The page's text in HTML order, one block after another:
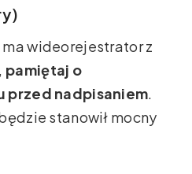
wideorejestrator z
pamiętaj o
przed nadpisaniem.
stanowił mocny